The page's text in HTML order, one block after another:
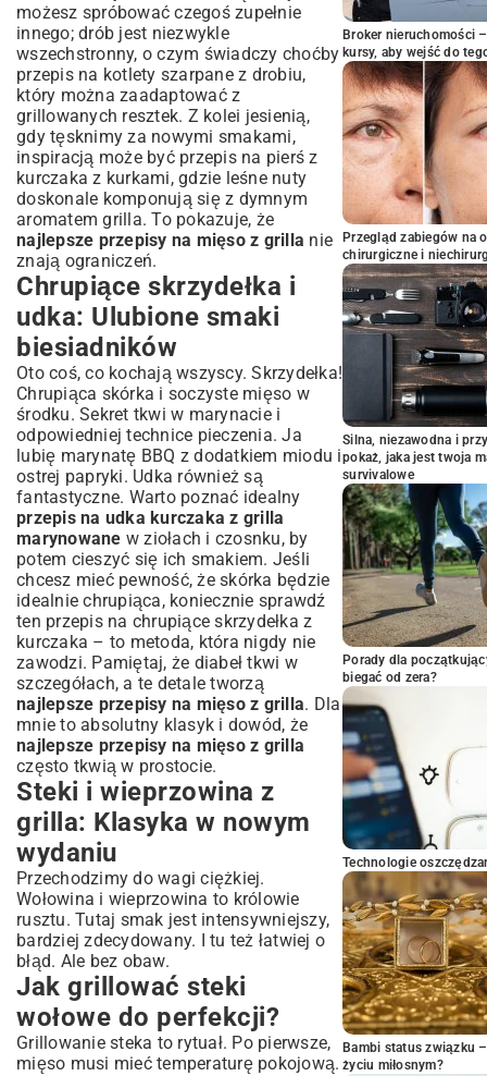
możesz spróbować czegoś zupełnie
innego; drób jest niezwykle
wszechstronny, o czym świadczy choćby
przepis na kotlety szarpane z drobiu,
który można zaadaptować z
grillowanych resztek. Z kolei jesienią,
gdy tęsknimy za nowymi smakami,
inspiracją może być przepis na pierś z
kurczaka z kurkami, gdzie leśne nuty
doskonale komponują się z dymnym
aromatem grilla. To pokazuje, że
najlepsze przepisy na mięso z grilla nie
znają ograniczeń.
Chrupiące skrzydełka i
udka: Ulubione smaki
biesiadników
Oto coś, co kochają wszyscy. Skrzydełka!
Chrupiąca skórka i soczyste mięso w
środku. Sekret tkwi w marynacie i
odpowiedniej technice pieczenia. Ja
lubię marynatę BBQ z dodatkiem miodu i
ostrej papryki. Udka również są
fantastyczne. Warto poznać idealny
przepis na udka kurczaka z grilla
marynowane w ziołach i czosnku, by
potem cieszyć się ich smakiem. Jeśli
chcesz mieć pewność, że skórka będzie
idealnie chrupiąca, koniecznie sprawdź
ten przepis na chrupiące skrzydełka z
kurczaka – to metoda, która nigdy nie
zawodzi. Pamiętaj, że diabeł tkwi w
szczegółach, a te detale tworzą
najlepsze przepisy na mięso z grilla. Dla
mnie to absolutny klasyk i dowód, że
najlepsze przepisy na mięso z grilla
często tkwią w prostocie.
Steki i wieprzowina z
grilla: Klasyka w nowym
wydaniu
Przechodzimy do wagi ciężkiej.
Wołowina i wieprzowina to królowie
rusztu. Tutaj smak jest intensywniejszy,
bardziej zdecydowany. I tu też łatwiej o
błąd. Ale bez obaw.
Jak grillować steki
wołowe do perfekcji?
Grillowanie steka to rytuał. Po pierwsze,
mięso musi mieć temperaturę pokojową.
Broker nieruchomości
kursy, aby wejść do
Przegląd zabiegów na
chirurgiczne i
Silna, niezawodna i
pokaż, jaka jest twoja
survivalowe
Porady dla
biegać od zera?
Technologie
Bambi status związku
życiu miłosnym?